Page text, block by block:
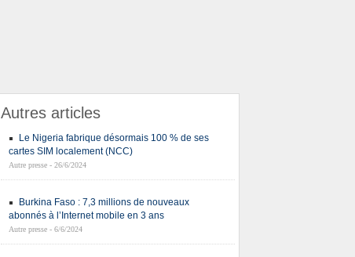
Autres articles
Le Nigeria fabrique désormais 100 % de ses
cartes SIM localement (NCC)
Autre presse - 26/6/2024
Burkina Faso : 7,3 millions de nouveaux
abonnés à l’Internet mobile en 3 ans
Autre presse - 6/6/2024